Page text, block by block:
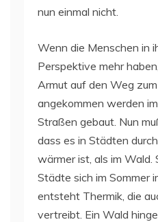
nun einmal nicht.
Wenn die Menschen in
Perspektive mehr
Armut auf den Weg
angekommen werden
Straßen gebaut. Nun
dass es in Städten
wärmer ist, als im Wald.
Städte sich im Sommer
entsteht Thermik, die
vertreibt. Ein Wald